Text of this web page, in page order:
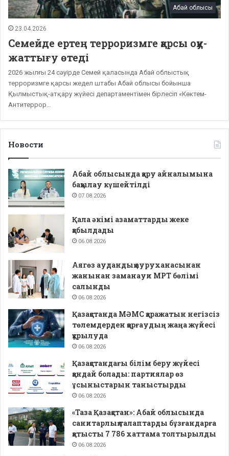
Абай облысы
23.04.2026
Семейде ертең терроризмге қарсы оқу-
жаттығу өтеді
2026 жылғы 24 сәуірде Семей қаласында Абай облыстық
терроризмге қарсы жедел штабы Абай облысы бойынша
Қылмыстық-атқару жүйесі департаментімен бірлесіп «Көктем-
Антитеррор…
Новости
Абай облысында қару айналымына
бақылау күшейтілді
07.08.2026
Қала әкімі азаматтарды жеке
қабылдады
06.08.2026
Аягөз аудандық ауруханасынан
жанынан заманауи МРТ бөлімі
салынды
06.08.2026
Қазақстанда МӘМС қаражатын негізсіз
төлемдерден қорғаудың жаңа жүйесі
құрылуда
06.08.2026
Қазақстандағы білім беру жүйесі
қандай болады: партиялар өз
ұсыныстарын таныстырды
06.08.2026
«Таза Қазақстан»: Абай облысында
санитарлық талаптарды бұзғандарға
қатысты 7 786 хаттама толтырылды
06.08.2026